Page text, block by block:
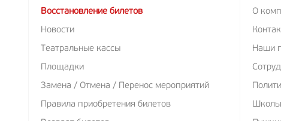
Восстановление билетов
Новости
Театральные кассы
Площадки
Замена / Отмена / Перенос мероприятий
Правила приобретения билетов
О
Наши